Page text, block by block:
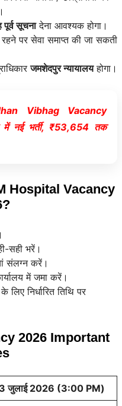
पूर्व सूचनादेना आवश्यक होगा।
पर सेवा समाप्त की जा सकती
जमशेदपुर न्यायालयहोगा।
Vibhag Vacancy
में नई भर्ती, ₹53,654 तक
Hospital Vacancy
सही भरें।
संलग्न करें।
में जमा करें।
निर्धारित तिथि पर
2026 Important
जुलाई 2026 (3:00 PM)